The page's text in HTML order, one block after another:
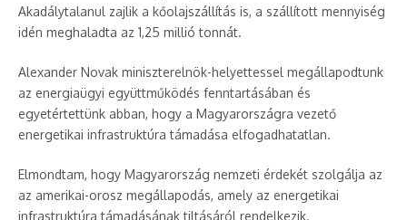
Akadálytalanul zajlik a kőolajszállítás is, a szállított mennyiség
idén meghaladta az 1,25 millió tonnát.
Alexander Novak miniszterelnök-helyettessel megállapodtunk
az energiaügyi együttműködés fenntartásában és
egyetértettünk abban, hogy a Magyarországra vezető
energetikai infrastruktúra támadása elfogadhatatlan.
Elmondtam, hogy Magyarország nemzeti érdekét szolgálja az
az amerikai-orosz megállapodás, amely az energetikai
infrastruktúra támadásának tiltásáról rendelkezik.